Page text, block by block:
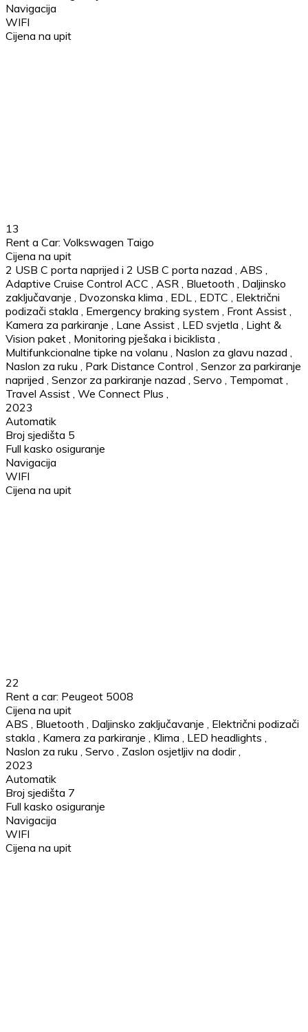
Navigacija
WIFI
Cijena na upit
13
Rent a Car: Volkswagen Taigo
Cijena na upit
2 USB C porta naprijed i 2 USB C porta nazad , ABS ,
Adaptive Cruise Control ACC , ASR , Bluetooth , Daljinsko
zaključavanje , Dvozonska klima , EDL , EDTC , Električni
podizači stakla , Emergency braking system , Front Assist ,
Kamera za parkiranje , Lane Assist , LED svjetla , Light &
Vision paket , Monitoring pješaka i biciklista ,
Multifunkcionalne tipke na volanu , Naslon za glavu nazad ,
Naslon za ruku , Park Distance Control , Senzor za parkiranje
naprijed , Senzor za parkiranje nazad , Servo , Tempomat ,
Travel Assist , We Connect Plus ,
2023
Automatik
Broj sjedišta 5
Full kasko osiguranje
Navigacija
WIFI
Cijena na upit
22
Rent a car: Peugeot 5008
Cijena na upit
ABS , Bluetooth , Daljinsko zaključavanje , Električni podizači
stakla , Kamera za parkiranje , Klima , LED headlights ,
Naslon za ruku , Servo , Zaslon osjetljiv na dodir ,
2023
Automatik
Broj sjedišta 7
Full kasko osiguranje
Navigacija
WIFI
Cijena na upit